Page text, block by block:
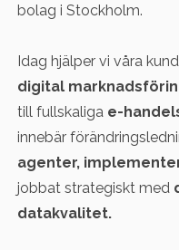
bolag i Stockholm.
Idag hjälper vi våra
digital
till fullskaliga e-
innebär
agenter,
jobbat strategiskt med
datakvalitet.